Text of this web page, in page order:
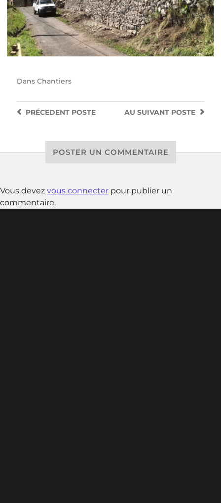
Dans Chantiers
AU SUIVANT POSTE
PRÉCEDENTPOSTE
POSTER UN COMMENTAIRE
Vous devez vous connecter pour publier un
commentaire.